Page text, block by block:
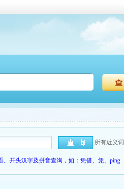
所有近义词
开头汉字及拼音查询，如：凭借、凭、ping